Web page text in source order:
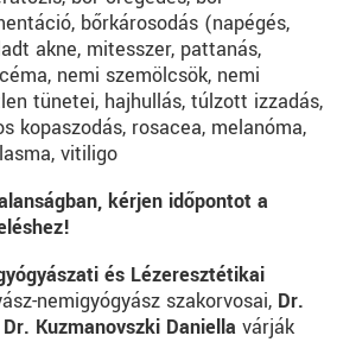
bőrkárosodás (napégés,
akne, mitesszer, pattanás,
nemi szemölcsök, nemi
tünetei, hajhullás, túlzott izzadás,
kopaszodás, rosacea, melanóma,
vitiligo
kérjen időpontot a
és Lézeresztétikai
nemigyógyász szakorvosai, Dr.
Dr. Kuzmanovszki Daniella várják